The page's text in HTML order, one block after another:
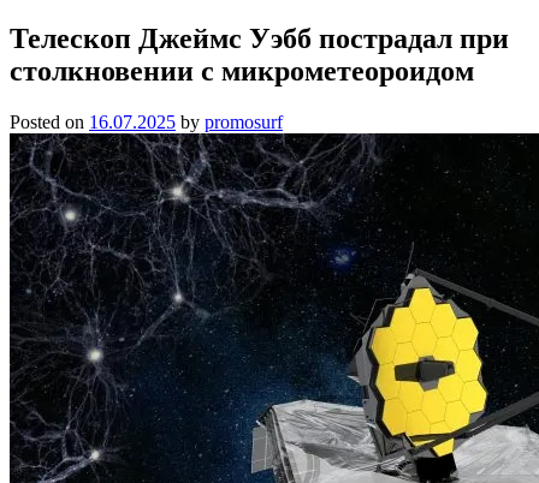
Телескоп Джеймс Уэбб пострадал при
столкновении с микрометеороидом
Posted on 16.07.2025 by promosurf